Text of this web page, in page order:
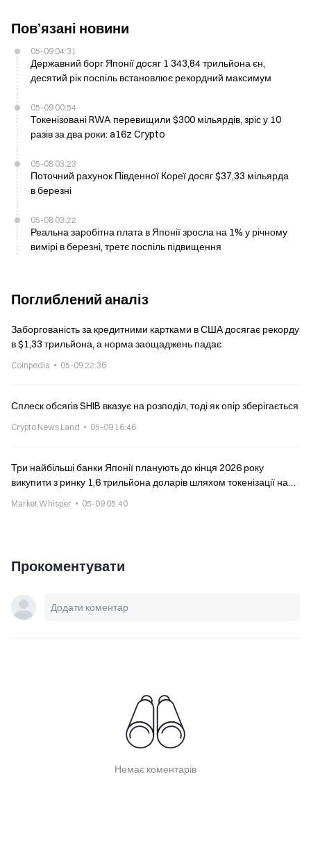
Пов’язані новини
05-09 04:31
Державний борг Японії досяг 1 343,84 трильйона єн,
десятий рік поспіль встановлює рекордний максимум
05-09 00:54
Токенізовані RWA перевищили $300 мільярдів, зріс у 10
разів за два роки: a16z Crypto
05-08 03:23
Поточний рахунок Південної Кореї досяг $37,33 мільярда
в березні
05-08 03:22
Реальна заробітна плата в Японії зросла на 1% у річному
вимірі в березні, третє поспіль підвищення
Поглиблений аналіз
Заборгованість за кредитними картками в США досягає рекорду
в $1,33 трильйона, а норма заощаджень падає
Coinpedia 05-09 22:36
Сплеск обсягів SHIB вказує на розподіл, тоді як опір зберігається
Crypto News Land 05-09 16:46
Три найбільші банки Японії планують до кінця 2026 року
викупити з ринку 1,6 трильйона доларів шляхом токенізації на
Market Whisper 05-09 05:40
Прокоментувати
Немає коментарів